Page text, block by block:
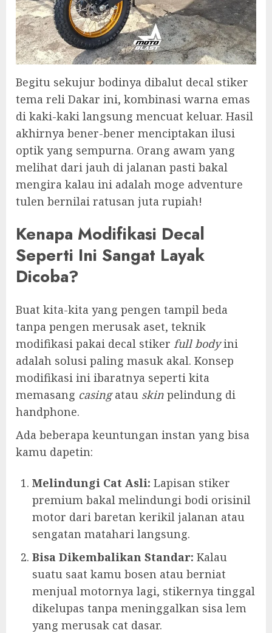
Begitu sekujur bodinya dibalut decal stiker
tema reli Dakar ini, kombinasi warna emas
di kaki-kaki langsung mencuat keluar. Hasil
akhirnya bener-bener menciptakan ilusi
optik yang sempurna. Orang awam yang
melihat dari jauh di jalanan pasti bakal
mengira kalau ini adalah moge adventure
tulen bernilai ratusan juta rupiah!
Kenapa Modifikasi Decal
Seperti Ini Sangat Layak
Dicoba?
Buat kita-kita yang pengen tampil beda
tanpa pengen merusak aset, teknik
modifikasi pakai decal stiker full bodyini
adalah solusi paling masuk akal. Konsep
modifikasi ini ibaratnya seperti kita
memasang casingatau skin pelindung di
handphone.
Ada beberapa keuntungan instan yang bisa
kamu dapetin:
Melindungi Cat Asli: Lapisan stiker
premium bakal melindungi bodi orisinil
motor dari baretan kerikil jalanan atau
sengatan matahari langsung.
Bisa Dikembalikan Standar: Kalau
suatu saat kamu bosen atau berniat
menjual motornya lagi, stikernya tinggal
dikelupas tanpa meninggalkan sisa lem
yang merusak cat dasar.